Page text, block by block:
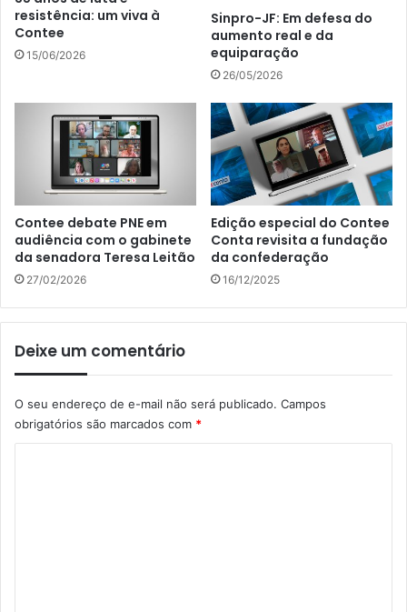
resistência: um viva à
Contee
15/06/2026
Sinpro-JF: Em defesa do
aumento real e da
equiparação
26/05/2026
Contee debate PNE em
audiência com o gabinete
da senadora Teresa Leitão
27/02/2026
Edição especial do Contee
Conta revisita a fundação
da confederação
16/12/2025
Deixe um comentário
O seu endereço de e-mail não será publicado. Campos
obrigatórios são marcados com *